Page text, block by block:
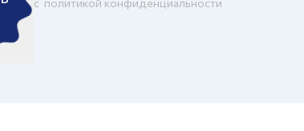
c политикой конфиденциальности